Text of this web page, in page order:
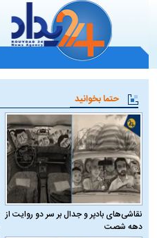
حتما بخوانید
نقاشی‌های بادپر و جدال بر سر دو روایت از
دهه شصت